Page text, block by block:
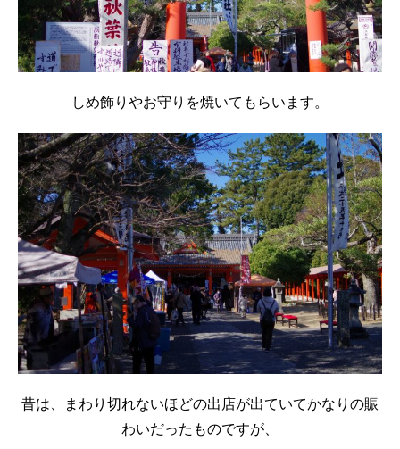
しめ飾りやお守りを焼いてもらいます。
昔は、まわり切れないほどの出店が出ていてかなりの賑
わいだったものですが、